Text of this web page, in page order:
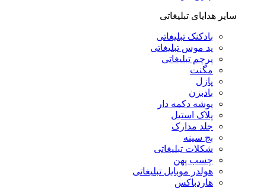
سایر هدایای تبلیغاتی
بادکنک تبلیغاتی
پد موس تبلیغاتی
پرچم تبلیغاتی
مگنت
پازل
بادبزن
پوشه دکمه دار
پلاک استیل
جلد مدارک
بج سینه
شکلات تبلیغاتی
چسب پهن
هولدر موبایل تبلیغاتی
هاردباکس